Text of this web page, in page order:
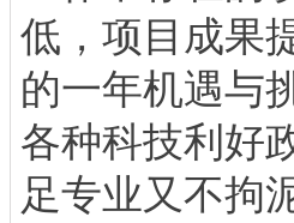
低，项目成果
的一年机遇与
各种科技利好
足专业又不拘